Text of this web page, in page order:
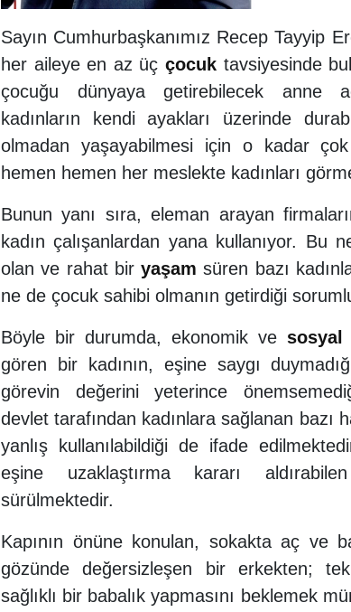
Sayın Cumhurbaşkanımız Recep Tayyip
her aileye en az üç çocuk tavsiyesinde
çocuğu dünyaya getirebilecek anne
kadınların kendi ayakları üzerinde
olmadan yaşayabilmesi için o kadar
hemen hemen her meslekte kadınları
Bunun yanı sıra, eleman arayan
kadın çalışanlardan yana kullanıyor. Bu
olan ve rahat biryaşam süren bazı
ne de çocuk sahibi olmanın getirdiği
Böyle bir durumda, ekonomik ve sosyal
gören bir kadının, eşine saygı
görevin değerini yeterince
devlet tarafından kadınlara sağlanan bazı
yanlış kullanılabildiği de ifade
eşine uzaklaştırma kararı
sürülmektedir.
Kapının önüne konulan, sokakta aç ve
gözünde değersizleşen bir erkekten;
sağlıklı bir babalık yapmasını beklemek